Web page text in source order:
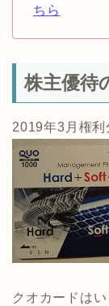
ちら
株主優待
2019年3月権利
クオカードは